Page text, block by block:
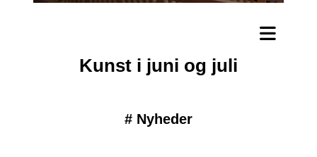
Kunst i juni og juli
# Nyheder